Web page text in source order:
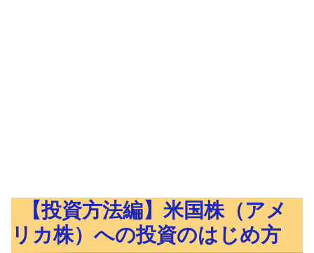
【投資方法編】米国株（アメ
リカ株）への投資のはじめ方